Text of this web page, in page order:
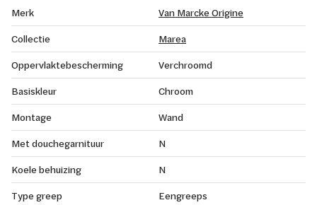
Merk
Van Marcke Origine
Collectie
Marea
Oppervlaktebescherming
Verchroomd
Basiskleur
Chroom
Montage
Wand
Met douchegarnituur
N
Koele behuizing
N
Type greep
Eengreeps